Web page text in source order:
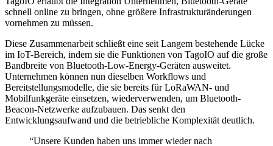
schnell online zu bringen, ohne größere Infrastrukturänderungen
vornehmen zu müssen.
Diese Zusammenarbeit schließt eine seit Langem bestehende Lücke
im IoT-Bereich, indem sie die Funktionen von TagoIO auf die große
Bandbreite von Bluetooth-Low-Energy-Geräten ausweitet.
Unternehmen können nun dieselben Workflows und
Bereitstellungsmodelle, die sie bereits für LoRaWAN- und
Mobilfunkgeräte einsetzen, wiederverwenden, um Bluetooth-
Beacon-Netzwerke aufzubauen. Das senkt den
Entwicklungsaufwand und die betriebliche Komplexität deutlich.
“Unsere Kunden haben uns immer wieder nach